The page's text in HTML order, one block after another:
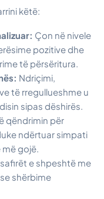
këtë:
Çon në nivele
pozitive dhe
të përsëritura.
Ndriçimi,
të rregullueshme u
sipas dëshirës.
qëndrimin për
ndërtuar simpati
gojë.
e shpeshtë me
shërbime